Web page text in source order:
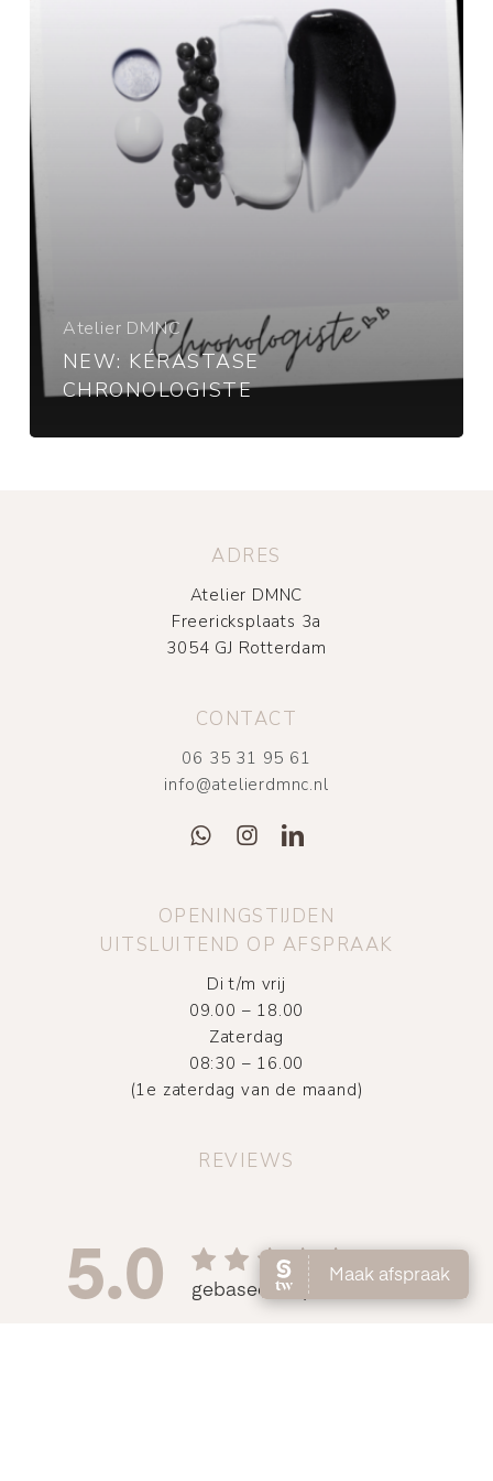
Atelier DMNC
NEW: KÉRASTASE
CHRONOLOGISTE
ADRES
Atelier DMNC
Freericksplaats 3a
3054 GJ Rotterdam
CONTACT
06 35 31 95 61
info@atelierdmnc.nl
OPENINGSTIJDEN
UITSLUITEND OP AFSPRAAK
Di t/m vrij
09.00 – 18.00
Zaterdag
08:30 – 16.00
(1e zaterdag van de maand)
REVIEWS